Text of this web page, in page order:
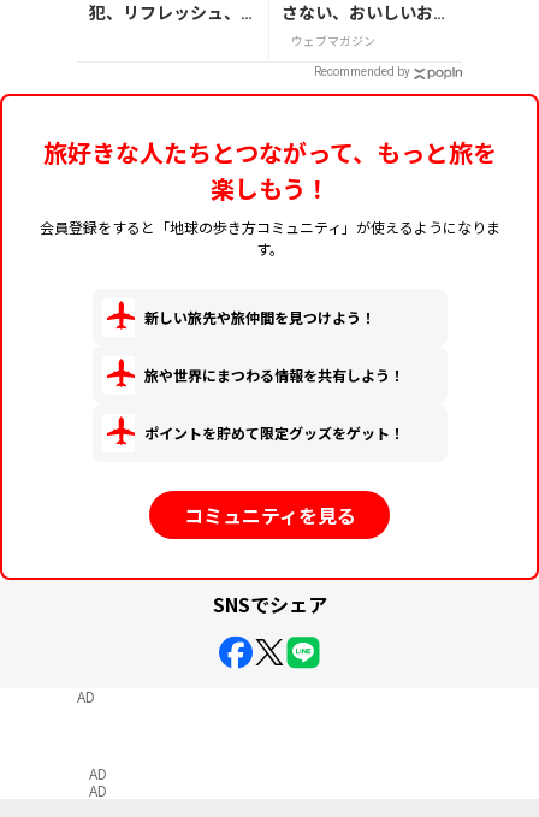
犯、リフレッシュ、
さない、おいしいお土
産10選
ウェブマガジン
Recommended by
旅好きな人たちとつながって、もっと旅を
楽しもう！
会員登録をすると「地球の歩き方コミュニティ」が使えるようになりま
す。
新しい旅先や旅仲間を見つけよう！
旅や世界にまつわる情報を共有しよう！
ポイントを貯めて限定グッズをゲット！
コミュニティを見る
SNSでシェア
AD
AD
AD